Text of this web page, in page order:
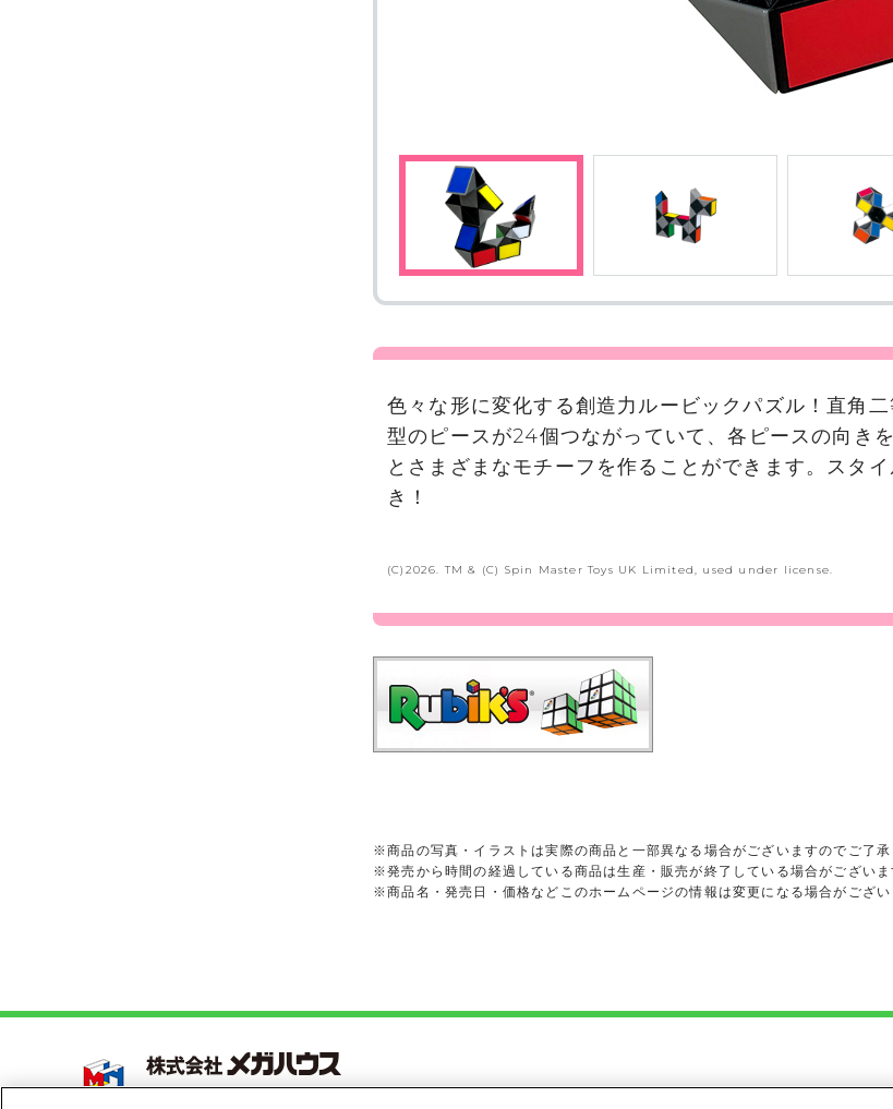
色々な形に変化する創造力ルービックパズル！直角
型のピースが24個つながっていて、各ピースの向き
とさまざまなモチーフを作ることができます。スタ
き！
(C)2026. TM & (C) Spin Master Toys UK Limited, used under license.
※商品の写真・イラストは実際の商品と一部異なる場合がございますのでご了承
※発売から時間の経過している商品は生産・販売が終了している場合がございま
※商品名・発売日・価格などこのホームページの情報は変更になる場合がござい
Copyright 2005-2026 MegaHouse Corporation. All rights reserved.